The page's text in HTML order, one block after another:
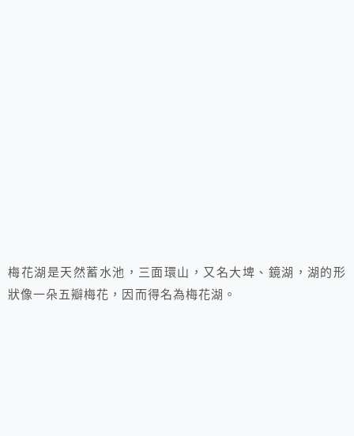
梅花湖是天然蓄水池，三面環山，又名大埤、鏡湖，湖的形
狀像一朵五瓣梅花，因而得名為梅花湖。